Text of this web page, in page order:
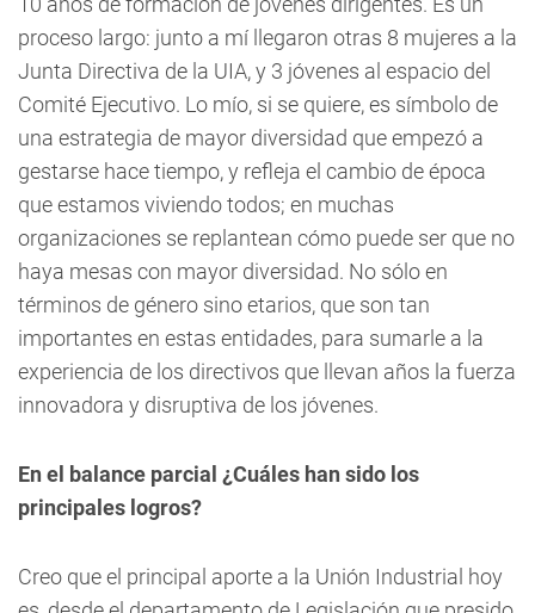
proceso largo: junto a mí llegaron otras 8 mujeres a la
Junta Directiva de la UIA, y 3 jóvenes al espacio del
Comité Ejecutivo. Lo mío, si se quiere, es símbolo de
una estrategia de mayor diversidad que empezó a
gestarse hace tiempo, y refleja el cambio de época
que estamos viviendo todos; en muchas
organizaciones se replantean cómo puede ser que no
haya mesas con mayor diversidad. No sólo en
términos de género sino etarios, que son tan
importantes en estas entidades, para sumarle a la
experiencia de los directivos que llevan años la fuerza
innovadora y disruptiva de los jóvenes.
En el balance parcial ¿Cuáles han sido los
principales logros?
Creo que el principal aporte a la Unión Industrial hoy